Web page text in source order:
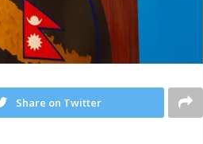
Share on Twitter